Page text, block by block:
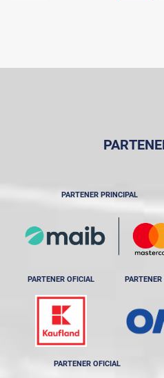
PARTENER PRINCIPAL
PARTENER OFICIAL
PARTENER OFICIAL